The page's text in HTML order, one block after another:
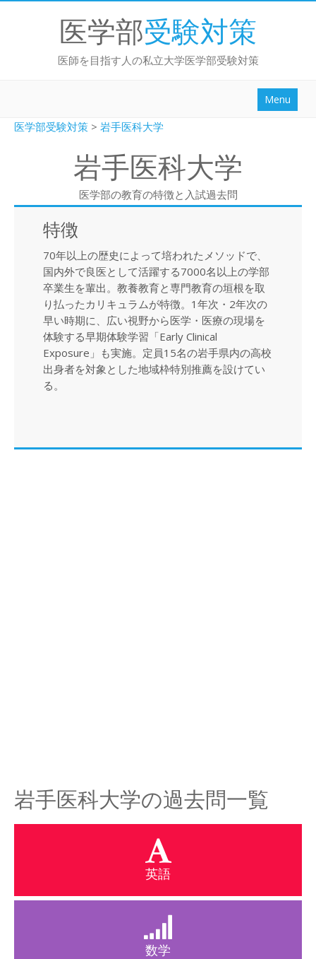
医学部受験対策
医師を目指す人の私立大学医学部受験対策
Menu
勉強法ブログ
面接/小論文
センター試験対策
英作文対策
動画講座
ログイン
医学部受験対策 > 岩手医科大学
岩手医科大学
医学部の教育の特徴と入試過去問
特徴
70年以上の歴史によって培われたメソッドで、
国内外で良医として活躍する7000名以上の学部
卒業生を輩出。教養教育と専門教育の垣根を取
り払ったカリキュラムが特徴。1年次・2年次の
早い時期に、広い視野から医学・医療の現場を
体験する早期体験学習「Early Clinical
Exposure」も実施。定員15名の岩手県内の高校
出身者を対象とした地域枠特別推薦を設けてい
る。
岩手医科大学の過去問一覧
英語
数学